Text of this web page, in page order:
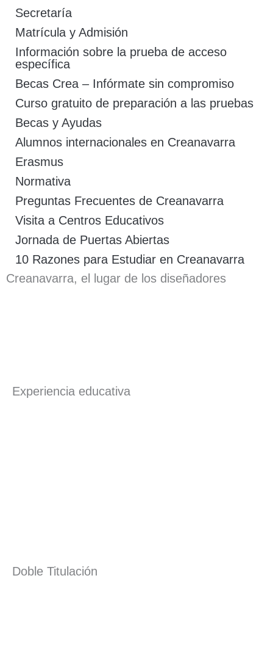
Secretaría
Matrícula y Admisión
Información sobre la prueba de acceso
específica
Becas Crea – Infórmate sin compromiso
Curso gratuito de preparación a las pruebas
Becas y Ayudas
Alumnos internacionales en Creanavarra
Erasmus
Normativa
Preguntas Frecuentes de Creanavarra
Visita a Centros Educativos
Jornada de Puertas Abiertas
10 Razones para Estudiar en Creanavarra
Creanavarra, el lugar de los diseñadores
Experiencia educativa
Doble Titulación